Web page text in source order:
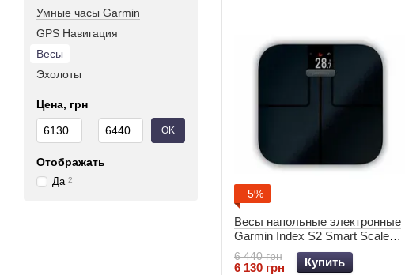
−5%
Весы напольные электронные
Garmin Index S2 Smart Scale
Black 010-02294-12
6 440 грн
6 130 грн Купить
Умные часы Garmin
GPS Навигация
Весы
Эхолоты
Цена, грн
От Цена, грн
До Цена, грн OK
Отображать
Да 2